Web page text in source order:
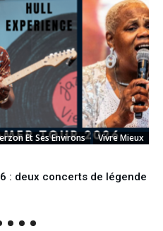
Et Ses Environs Vivre Mieux
: deux concerts de légende